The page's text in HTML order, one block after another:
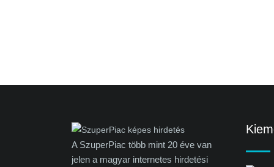
A SzuperPiac több mint 20 éve van
jelen a magyar internetes hirdetési